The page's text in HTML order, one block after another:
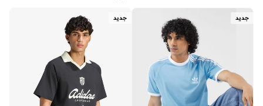
جديد جديد